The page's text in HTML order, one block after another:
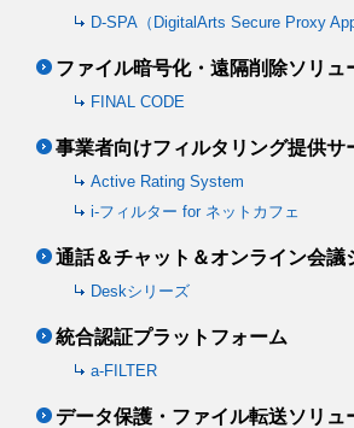
D-SPA（DigitalArts Secure Proxy
ファイル暗号化・遠隔削除ソリュ
FINAL CODE
事業者向けフィルタリング提供サ
Active Rating System
i-フィルター for ネットカフェ
通話＆チャット＆オンライン会議
Deskシリーズ
統合認証プラットフォーム
a-FILTER
データ保護・ファイル転送ソリュ